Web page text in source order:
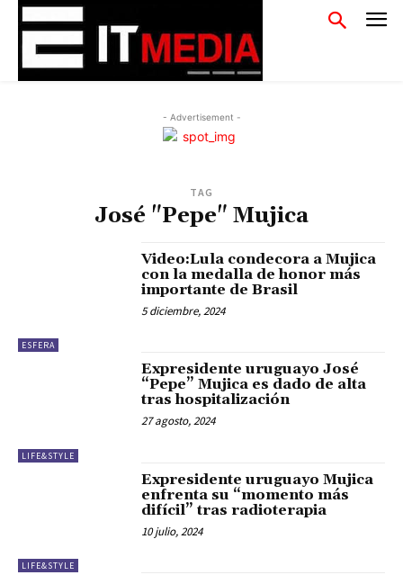
- Advertisement -
TAG
José "Pepe" Mujica
ESFERA
Video:Lula condecora a Mujica
con la medalla de honor más
importante de Brasil
5 diciembre, 2024
LIFE&STYLE
Expresidente uruguayo José
“Pepe” Mujica es dado de alta
tras hospitalización
27 agosto, 2024
LIFE&STYLE
Expresidente uruguayo Mujica
enfrenta su “momento más
difícil” tras radioterapia
10 julio, 2024